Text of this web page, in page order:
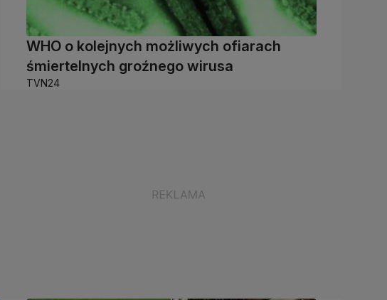
WHO o kolejnych możliwych ofiarach
śmiertelnych groźnego wirusa
TVN24